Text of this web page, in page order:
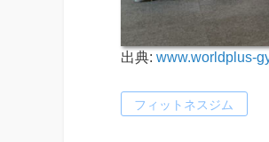
出典: www.worldplus-
フィットネスジム